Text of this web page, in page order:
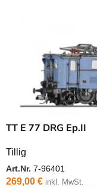
TT E 77 DRG Ep.II
Tillig
Art.Nr. 7-96401
269,00 € inkl. MwSt.